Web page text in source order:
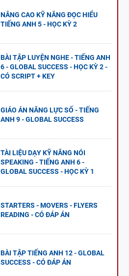
NÂNG CAO KỸ NĂNG ĐỌC HIỂU
TIẾNG ANH 5 - HỌC KỲ 2
BÀI TẬP LUYỆN NGHE - TIẾNG ANH
6 - GLOBAL SUCCESS - HỌC KỲ 2 -
CÓ SCRIPT + KEY
GIÁO ÁN NĂNG LỰC SỐ - TIẾNG
ANH 9 - GLOBAL SUCCESS
TÀI LIỆU DẠY KỸ NĂNG NÓI
SPEAKING - TIẾNG ANH 6 -
GLOBAL SUCCESS - HỌC KỲ 1
STARTERS - MOVERS - FLYERS
READING - CÓ ĐÁP ÁN
BÀI TẬP TIẾNG ANH 12 - GLOBAL
SUCCESS - CÓ ĐÁP ÁN